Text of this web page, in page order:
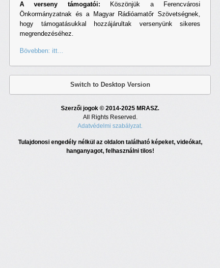
A verseny támogatói: Köszönjük a Ferencvárosi
Önkormányzatnak és a Magyar Rádióamatőr Szövetségnek,
hogy támogatásukkal hozzájárultak versenyünk sikeres
megrendezéséhez.
Bövebben: itt...
Switch to Desktop Version
Szerzői jogok © 2014-2025 MRASZ.
All Rights Reserved.
Adatvédelmi szabályzat.
Tulajdonosi engedély nélkül az oldalon található képeket, videókat,
hanganyagot, felhasználni tilos!